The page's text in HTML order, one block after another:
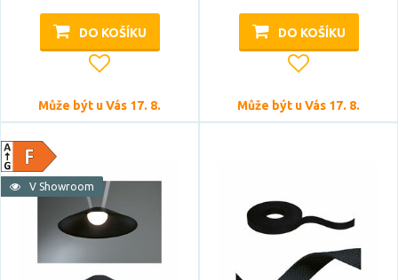
Délka
DO KOŠÍKU
Může být u Vás 17. 8.
DO KOŠÍKU
Může být u Vás 17. 8.
V Showroom